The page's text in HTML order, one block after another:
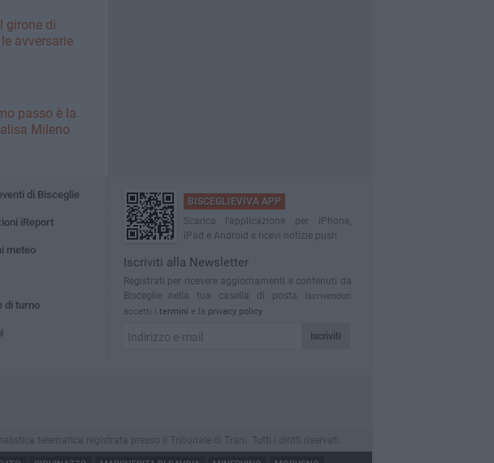
girone di
avversarie
passo è la
Mileno
di Bisceglie
iReport
meteo
di turno
BISCEGLIEVIVA APP
Scarica l'applicazione per iPhone,
iPad e Android e ricevi notizie push
Iscriviti alla Newsletter
Registrati per ricevere aggiornamenti e contenuti da
Bisceglie nella tua casella di posta
Iscrivendoti
accetti i termini e la privacy policy
Iscriviti
telematica registrata presso il Tribunale di Trani. Tutti i diritti riservati.